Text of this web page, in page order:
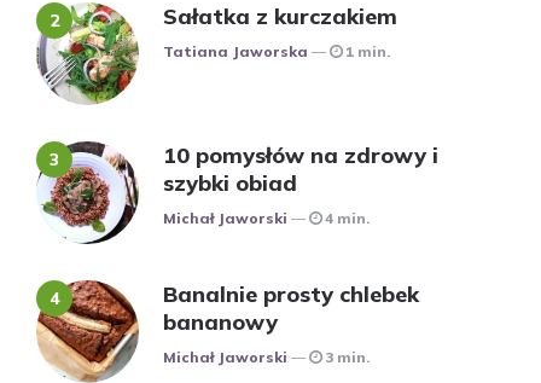
Sałatka z kurczakiem
Posted
Tatiana Jaworska 1 min.
10 pomysłów na zdrowy i
szybki obiad
Posted
Michał Jaworski 4 min.
Banalnie prosty chlebek
bananowy
Posted
Michał Jaworski 3 min.